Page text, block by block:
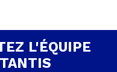
L'ÉQUIPE